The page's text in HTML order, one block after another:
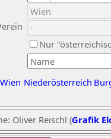
Nur
Wien Niederösterreich
Oliver Reischl (Grafik